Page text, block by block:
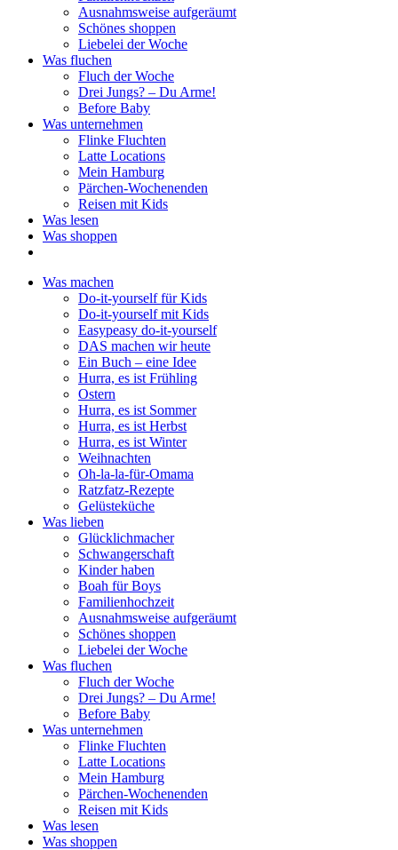
Ausnahmsweise aufgeräumt
Schönes shoppen
Liebelei der Woche
Was fluchen
Fluch der Woche
Drei Jungs? – Du Arme!
Before Baby
Was unternehmen
Flinke Fluchten
Latte Locations
Mein Hamburg
Pärchen-Wochenenden
Reisen mit Kids
Was lesen
Was shoppen
Was machen
Do-it-yourself für Kids
Do-it-yourself mit Kids
Easypeasy do-it-yourself
DAS machen wir heute
Ein Buch – eine Idee
Hurra, es ist Frühling
Ostern
Hurra, es ist Sommer
Hurra, es ist Herbst
Hurra, es ist Winter
Weihnachten
Oh-la-la-für-Omama
Ratzfatz-Rezepte
Gelüsteküche
Was lieben
Glücklichmacher
Schwangerschaft
Kinder haben
Boah für Boys
Familienhochzeit
Ausnahmsweise aufgeräumt
Schönes shoppen
Liebelei der Woche
Was fluchen
Fluch der Woche
Drei Jungs? – Du Arme!
Before Baby
Was unternehmen
Flinke Fluchten
Latte Locations
Mein Hamburg
Pärchen-Wochenenden
Reisen mit Kids
Was lesen
Was shoppen